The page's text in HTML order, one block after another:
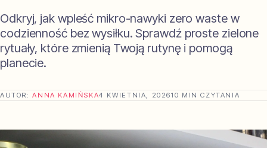
Odkryj, jak wpleść mikro-nawyki zero waste w
codzienność bez wysiłku. Sprawdź proste zielone
rytuały, które zmienią Twoją rutynę i pomogą
planecie.
AUTOR:ANNA KAMIŃSKA4 KWIETNIA, 202610 MIN CZYTANIA